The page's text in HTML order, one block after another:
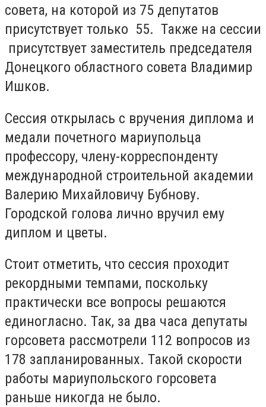
совета, на которой из 75 депутатов
присутствует только 55. Также на сессии
присутствует заместитель председателя
Донецкого областного совета Владимир
Ишков.
Сессия открылась с вручения диплома и
медали почетного мариупольца
профессору, члену-корреспонденту
международной строительной академии
Валерию Михайловичу Бубнову.
Городской голова лично вручил ему
диплом и цветы.
Стоит отметить, что сессия проходит
рекордными темпами, поскольку
практически все вопросы решаются
единогласно. Так, за два часа депутаты
горсовета рассмотрели 112 вопросов из
178 запланированных. Такой скорости
работы мариупольского горсовета
раньше никогда не было.